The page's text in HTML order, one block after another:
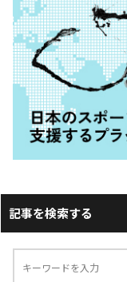
記事を検索する